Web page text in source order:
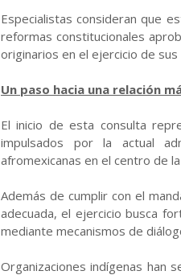
Especialistas consideran que
reformas constitucionales
originarios en el ejercicio de
Un paso hacia una relación
El inicio de esta consulta
impulsados por la actual
afromexicanas en el centro de
Además de cumplir con el
adecuada, el ejercicio busca
mediante mecanismos de
Organizaciones indígenas han